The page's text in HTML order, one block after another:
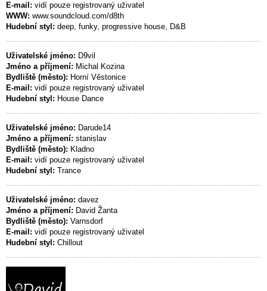
E-mail: vidí pouze registrovaný uživatel
WWW: www.soundcloud.com/d8th
Hudební styl: deep, funky, progressive house, D&B
Uživatelské jméno: D9vil
Jméno a příjmení: Michal Kozina
Bydliště (město): Horní Věstonice
E-mail: vidí pouze registrovaný uživatel
Hudební styl: House Dance
Uživatelské jméno: Darude14
Jméno a příjmení: stanislav
Bydliště (město): Kladno
E-mail: vidí pouze registrovaný uživatel
Hudební styl: Trance
Uživatelské jméno: davez
Jméno a příjmení: David Žanta
Bydliště (město): Varnsdorf
E-mail: vidí pouze registrovaný uživatel
Hudební styl: Chillout